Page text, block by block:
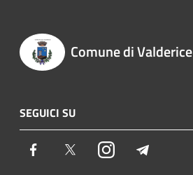
Comune di Valderice
SEGUICI SU
Facebook TwitterInstagram